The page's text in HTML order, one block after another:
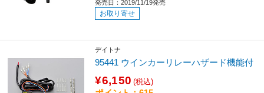
発売日：2019/11/19発売
お取り寄せ
デイトナ
95441 ウインカーリレーハザード機能付
¥6,150 (税込)